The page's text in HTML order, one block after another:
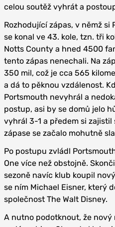
celou soutěž vyhrát a
Rozhodující zápas, v němž
se konal ve 43. kole, tzn. tři
Notts County a hned 4500
tento zápas nenechali. Na
350 mil, což je cca 565
a dá to pěknou vzdálenost.
Portsmouth nevyhrál a
postup, asi by se domů jelo
vyhrál 3-1 a předem si
zápase se začalo mohutně
Po postupu zvládl
One více než obstojně.
sezoně navíc klub koupil
se ním Michael Eisner, který
společnost The Walt Disney.
A nutno podotknout, že nový